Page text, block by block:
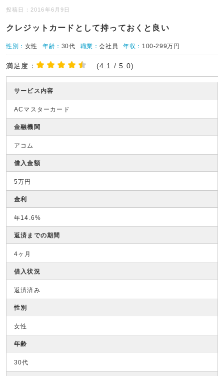
投稿日：2016年6月9日
クレジットカードとして持っておくと良い
性別： 女性 年齢： 30代 職業：会社員 年収： 100-299万円
満足度： (4.1 / 5.0)
サービス内容
ACマスターカード
金融機関
アコム
借入金額
5万円
金利
年14.6%
返済までの期間
4ヶ月
借入状況
返済済み
性別
女性
年齢
30代